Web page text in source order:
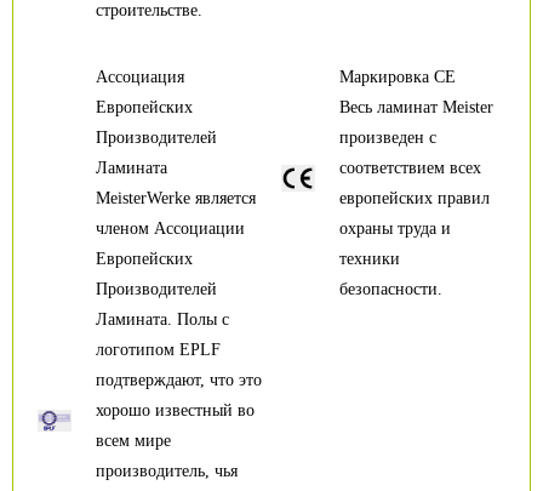
строительстве.
Маркировка CE
Весь ламинат Meister
произведен с
соответствием всех
европейских правил
охраны труда и
техники
безопасности.
Ассоциация
Европейских
Производителей
Ламината
MeisterWerke является
членом Ассоциации
Европейских
Производителей
Ламината. Полы с
логотипом EPLF
подтверждают, что это
хорошо известный во
всем мире
производитель, чья